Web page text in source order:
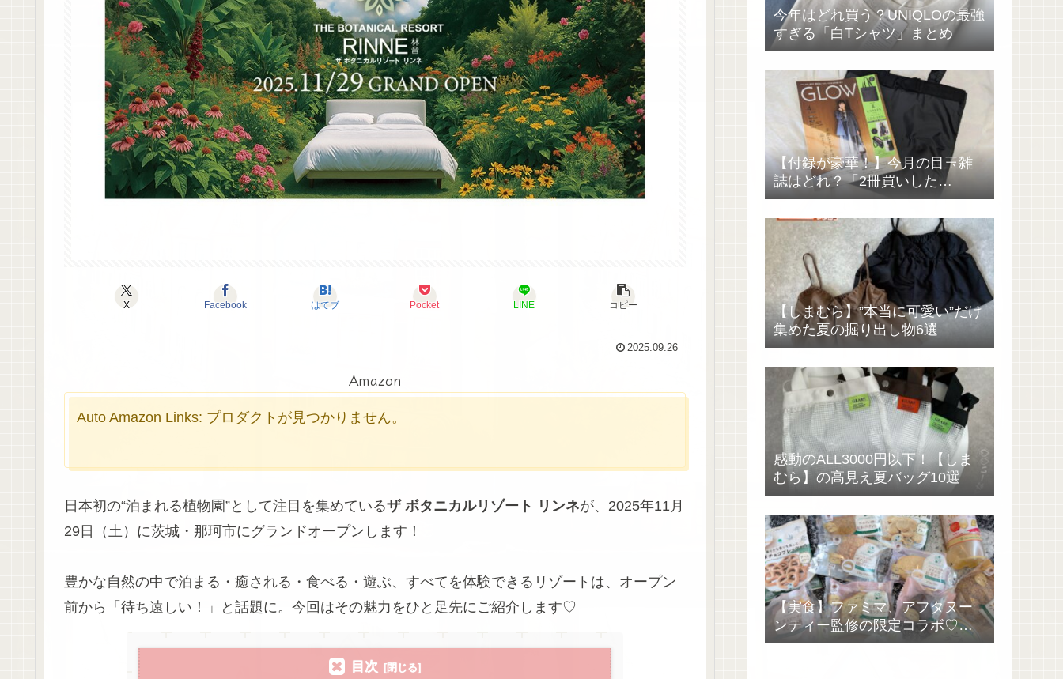
X Facebook はてブ Pocket LINE コピー
2025.09.26
Amazon
Auto Amazon Links: プロダクトが見つかりません。
日本初の“泊まれる植物園”として注目を集めているザ ボタニカルリゾート リンネが、2025年11月
29日（土）に茨城・那珂市にグランドオープンします！
豊かな自然の中で泊まる・癒される・食べる・遊ぶ、すべてを体験できるリゾートは、オープン
前から「待ち遠しい！」と話題に。今回はその魅力をひと足先にご紹介します♡
目次
今年はどれ買う？UNIQLOの最強
すぎる「白Tシャツ」まとめ
【付録が豪華！】今月の目玉雑
誌はどれ？「2冊買いした
い……」
【しまむら】”本当に可愛い”だけ
集めた夏の掘り出し物6選
感動のALL3000円以下！【しま
むら】の高見え夏バッグ10選
【実食】ファミマ、アフタヌー
ンティー監修の限定コラボ♡過
去最多全28種類が絶品過ぎた！